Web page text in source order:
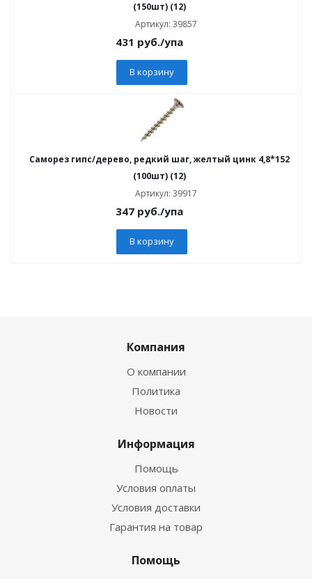
(150шт) (12)
Артикул: 39857
431 руб./упа
В корзину
Саморез гипс/дерево, редкий шаг, желтый цинк 4,8*152
(100шт) (12)
Артикул: 39917
347руб./упа
В корзину
Компания
О компании
Политика
Новости
Информация
Помощь
Условия оплаты
Условия доставки
Гарантия на товар
Помощь